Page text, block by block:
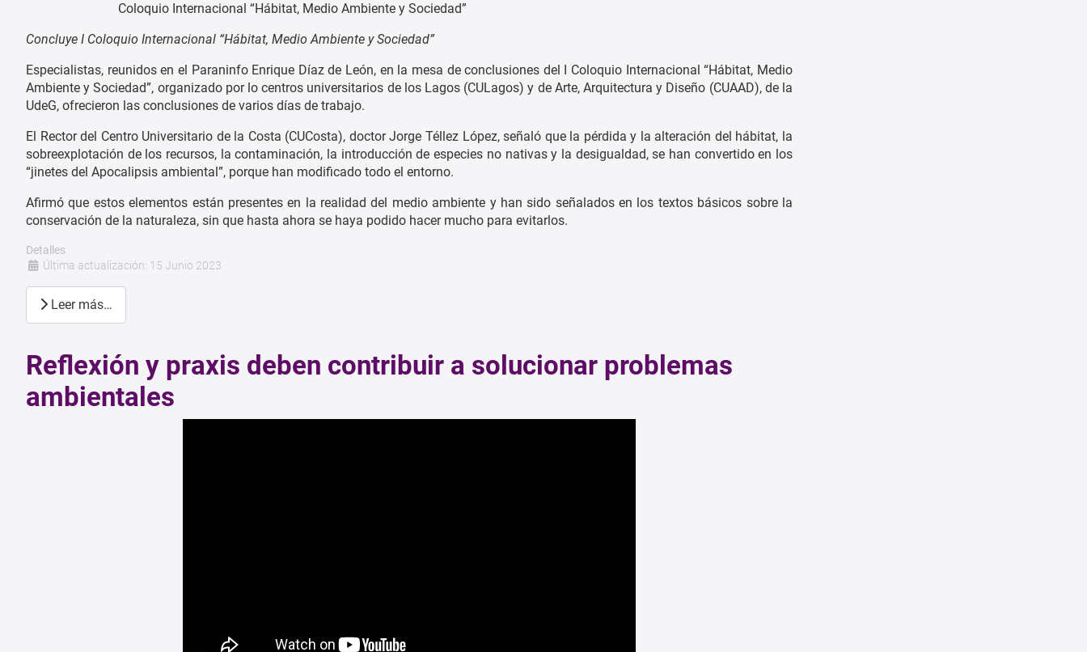
Concluye I Coloquio Internacional “Hábitat, Medio Ambiente y Sociedad”
Especialistas, reunidos en el Paraninfo Enrique Díaz de León, en la mesa de conclusiones del I Coloquio Internacional “Hábitat, Medio
Ambiente y Sociedad”, organizado por lo centros universitarios de los Lagos (CULagos) y de Arte, Arquitectura y Diseño (CUAAD), de la
UdeG, ofrecieron las conclusiones de varios días de trabajo.
El Rector del Centro Universitario de la Costa (CUCosta), doctor Jorge Téllez López, señaló que la pérdida y la alteración del hábitat, la
sobreexplotación de los recursos, la contaminación, la introducción de especies no nativas y la desigualdad, se han convertido en los
“jinetes del Apocalipsis ambiental”, porque han modificado todo el entorno.
Afirmó que estos elementos están presentes en la realidad del medio ambiente y han sido señalados en los textos básicos sobre la
conservación de la naturaleza, sin que hasta ahora se haya podido hacer mucho para evitarlos.
Detalles
Última actualización: 15 Junio 2023
Leer más…
Reflexión y praxis deben contribuir a solucionar problemas
ambientales